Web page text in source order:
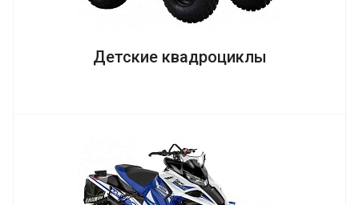
Детские квадроциклы